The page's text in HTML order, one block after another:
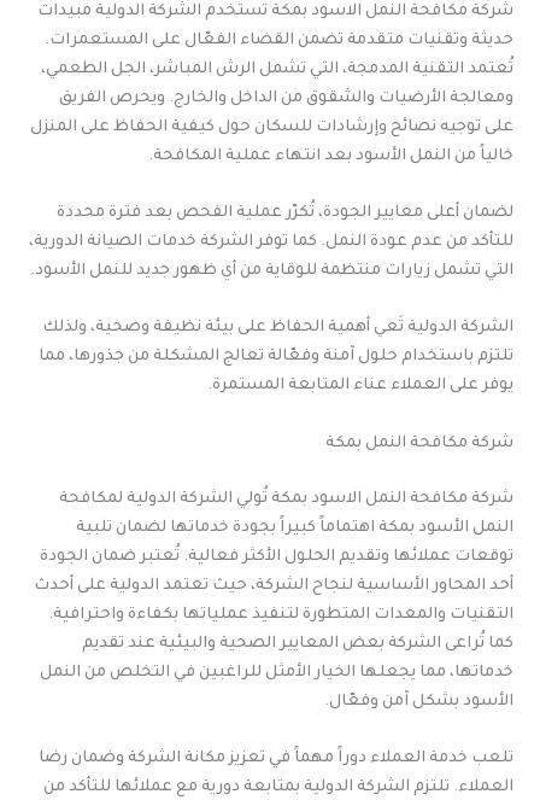
شركة مكافحة النمل الاسود بمكة تستخدم الشركة الدولية مبيدات
حديثة وتقنيات متقدمة تضمن القضاء الفعّال على المستعمرات.
تُعتمد التقنية المدمجة، التي تشمل الرش المباشر، الجل الطعمي،
ومعالجة الأرضيات والشقوق من الداخل والخارج. ويحرص الفريق
على توجيه نصائح وإرشادات للسكان حول كيفية الحفاظ على المنزل
خالياً من النمل الأسود بعد انتهاء عملية المكافحة.
لضمان أعلى معايير الجودة، تُكرّر عملية الفحص بعد فترة محددة
للتأكد من عدم عودة النمل. كما توفر الشركة خدمات الصيانة الدورية،
التي تشمل زيارات منتظمة للوقاية من أي ظهور جديد للنمل الأسود.
الشركة الدولية تَعي أهمية الحفاظ على بيئة نظيفة وصحية، ولذلك
تلتزم باستخدام حلول آمنة وفعّالة تعالج المشكلة من جذورها، مما
يوفر على العملاء عناء المتابعة المستمرة.
شركة مكافحة النمل بمكة
شركة مكافحة النمل الاسود بمكة تُولي الشركة الدولية لمكافحة
النمل الأسود بمكة اهتماماً كبيراً بجودة خدماتها لضمان تلبية
توقعات عملائها وتقديم الحلول الأكثر فعالية. تُعتبر ضمان الجودة
أحد المحاور الأساسية لنجاح الشركة، حيث تعتمد الدولية على أحدث
التقنيات والمعدات المتطورة لتنفيذ عملياتها بكفاءة واحترافية.
كما تُراعى الشركة بعض المعايير الصحية والبيئية عند تقديم
خدماتها، مما يجعلها الخيار الأمثل للراغبين في التخلص من النمل
الأسود بشكل آمن وفعّال.
تلعب خدمة العملاء دوراً مهماً في تعزيز مكانة الشركة وضمان رضا
العملاء. تلتزم الشركة الدولية بمتابعة دورية مع عملائها للتأكد من